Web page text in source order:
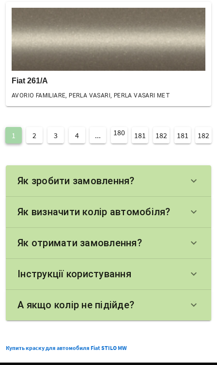
Fiat 261/A
AVORIO FAMILIARE, PERLA VASARI, PERLA VASARI MET
1 2 3 4 ... 180 181 182 181 182
Як зробити замовлення? keyboard_arrow_down
Як визначити колір автомобіля? keyboard_arrow_down
Як отримати замовлення? keyboard_arrow_down
Інструкції користування keyboard_arrow_down
А якщо колір не підійде? keyboard_arrow_down
Купить краску для автомобиля Fiat STILO MW